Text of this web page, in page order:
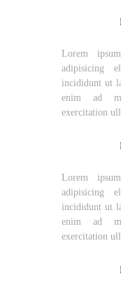
Lorem
adipisicing
incididunt ut
enim ad
exercitation
Lorem
adipisicing
incididunt ut
enim ad
exercitation